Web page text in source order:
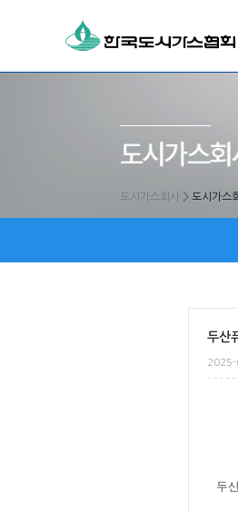
도시가스회사 > 도시가스
두산
두